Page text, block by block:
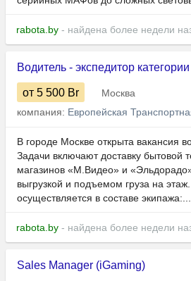
rabota.by - найдена более недели
Водитель - экспедитор
от 5 500 Br
Москва
компания: Европейская
В городе Москве открыта вакансия
Задачи включают доставку бытовой
магазинов «М.Видео» и
выгрузкой и подъемом груза на
осуществляется в составе экипажа:...
rabota.by - найдена более недели
Sales Manager (iGaming)